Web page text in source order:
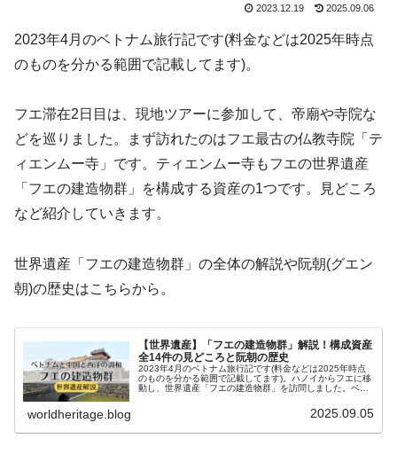
2023.12.19 2025.09.06
2023年4月のベトナム旅行記です(料金などは2025年時点
のものを分かる範囲で記載してます)。
フエ滞在2日目は、現地ツアーに参加して、帝廟や寺院な
どを巡りました。まず訪れたのはフエ最古の仏教寺院「テ
ィエンムー寺」です。ティエンムー寺もフエの世界遺産
「フエの建造物群」を構成する資産の1つです。見どころ
など紹介していきます。
世界遺産「フエの建造物群」の全体の解説や阮朝(グエン
朝)の歴史はこちらから。
【世界遺産】「フエの建造物群」解説！構成資産
全14件の見どころと阮朝の歴史
2023年4月のベトナム旅行記です(料金などは2025年時点
のものを分かる範囲で記載してます)。ハノイからフエに移
動し、世界遺産「フエの建造物群」を訪問しました。ベト
worldheritage.blog 2025.09.05